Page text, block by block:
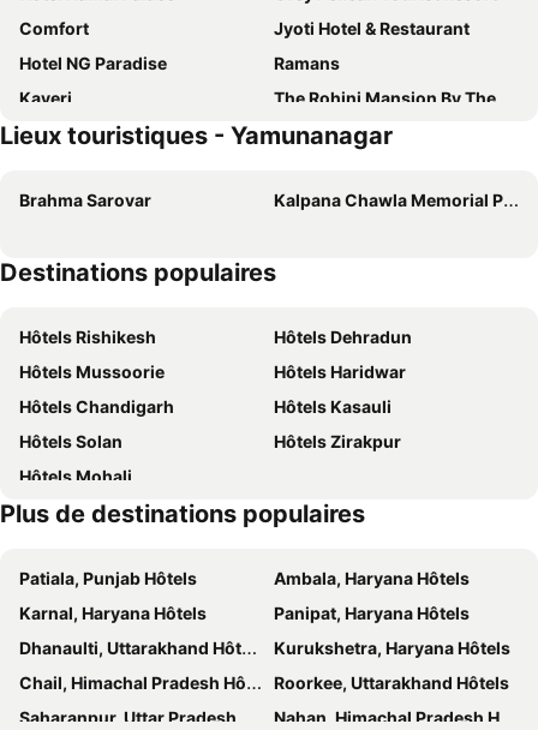
Comfort
Jyoti Hotel & Restaurant
Hotel NG Paradise
Ramans
Kaveri
The Rohini Mansion By The Monsoon And Pearl Palace
The Grand's
Hotel Rainbow
K K Residency
Hotel Sapphire,jagadhri
Hasrat Residency
Lieux touristiques - Yamunanagar
Brahma Sarovar Kalpana Chawla Memorial Planetarium
Destinations populaires
Hôtels Rishikesh
Hôtels Dehradun
Hôtels Mussoorie
Hôtels Haridwar
Hôtels Chandigarh
Hôtels Kasauli
Hôtels Solan
Hôtels Zirakpur
Hôtels Mohali
Plus de destinations populaires
Patiala, Punjab Hôtels
Ambala, Haryana Hôtels
Karnal, Haryana Hôtels
Panipat, Haryana Hôtels
Dhanaulti, Uttarakhand Hôtels
Kurukshetra, Haryana Hôtels
Chail, Himachal Pradesh Hôtels
Roorkee, Uttarakhand Hôtels
Saharanpur, Uttar Pradesh Hôtels
Nahan, Himachal Pradesh Hôtels